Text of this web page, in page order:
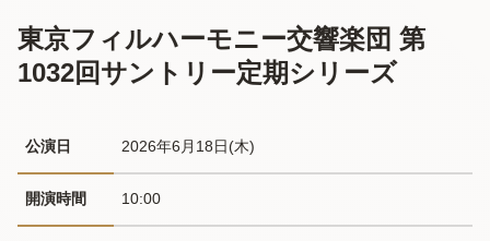
東京フィルハーモニー交響楽団 第
1032回サントリー定期シリーズ
公演日 2026年6月18日(木)
開演時間 10:00